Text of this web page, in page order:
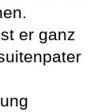
er ganz